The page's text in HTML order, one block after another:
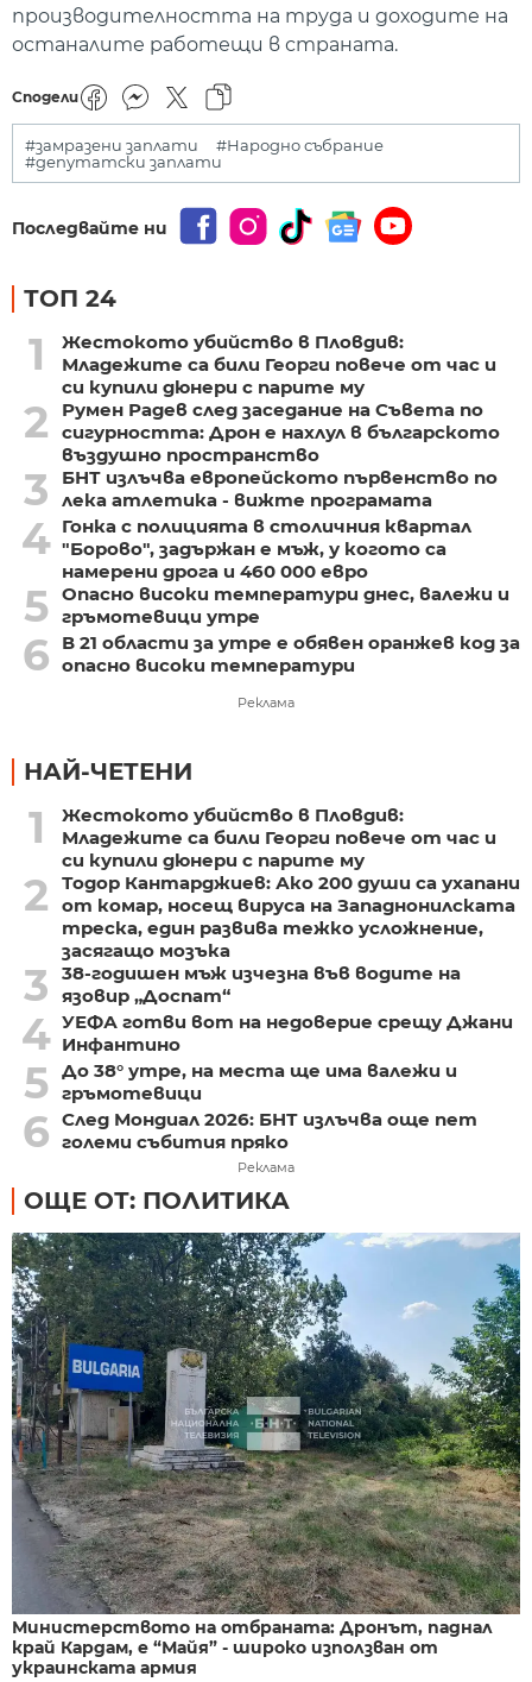
производителността на труда и доходите на
останалите работещи в страната.
Сподели
#замразени заплати
#Народно събрание
#депутатски заплати
Последвайте ни
ТОП 24
1
Жестокото убийство в Пловдив:
Младежите са били Георги повече от час и
си купили дюнери с парите му
2
Румен Радев след заседание на Съвета по
сигурността: Дрон е нахлул в българското
въздушно пространство
3
БНТ излъчва европейското първенство по
лека атлетика - вижте програмата
4 Гонка с полицията в столичния квартал
"Борово", задържан е мъж, у когото са
намерени дрога и 460 000 евро
5 Опасно високи температури днес, валежи и
гръмотевици утре
6
В 21 области за утре е обявен оранжев код за
опасно високи температури
Реклама
НАЙ-ЧЕТЕНИ
1
Жестокото убийство в Пловдив:
Младежите са били Георги повече от час и
си купили дюнери с парите му
2
Тодор Кантарджиев: Ако 200 души са ухапани
от комар, носещ вируса на Западнонилската
треска, един развива тежко усложнение,
засягащо мозъка
3
38-годишен мъж изчезна във водите на
язовир „Доспат“
4 УЕФА готви вот на недоверие срещу Джани
Инфантино
5 До 38° утре, на места ще има валежи и
гръмотевици
6 След Мондиал 2026: БНТ излъчва още пет
големи събития пряко
Реклама
ОЩЕ ОТ: ПОЛИТИКА
Министерството на отбраната: Дронът, паднал
край Кардам, е “Майя” - широко използван от
украинската армия